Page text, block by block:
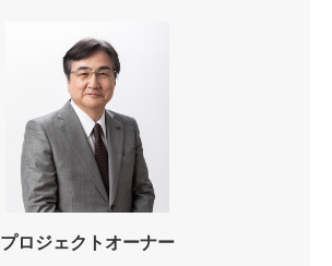
プロジェクトオーナー